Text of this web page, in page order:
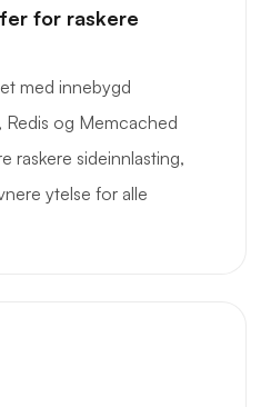
for raskere
med innebygd
Redis og Memcached
raskere sideinnlasting,
ytelse for alle